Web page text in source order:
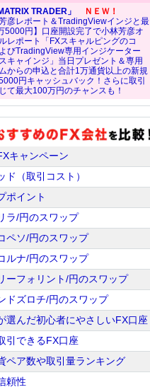
TRADER」
ＮＥＷ！
芳彦レポート＆TradingViewインジと最
5000円】口座開設完了で小林芳彦オ
レポート「FXスキャルピングのコ
びTradingView専用インジケーター
スキャインジ」当日プレゼント＆専用
からの申込と合計1万通貨以上の新規
円キャッシュバック！さらに取引
て最大100万円のチャンスも！
キャンペーン
ド（取引コスト）
ポイント
ラ/円のスワップ
ペソ/円のスワップ
ルナ/円のスワップ
ーフォリント/円のスワップ
ドズロチ/円のスワップ
選んだ初心者にやさしいFX口座
引できるFX口座
ペア数や取引量ランキング
頼性